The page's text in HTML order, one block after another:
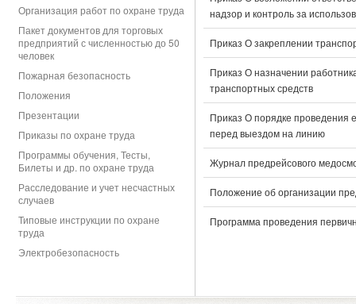
Организация работ по охране труда
Пакет документов для торговых
предприятий с численностью до 50
человек
Пожарная безопасность
Положения
Презентации
Приказы по охране труда
Программы обучения, Тесты,
Билеты и др. по охране труда
Расследование и учет несчастных
случаев
Типовые инструкции по охране
труда
Электробезопасность
надзор и контроль за
Приказ О закреплении
Приказ О назначении
транспортных средств
Приказ О порядке проведения
перед выездом на линию
Журнал предрейсового
Положение об организации
Программа проведения